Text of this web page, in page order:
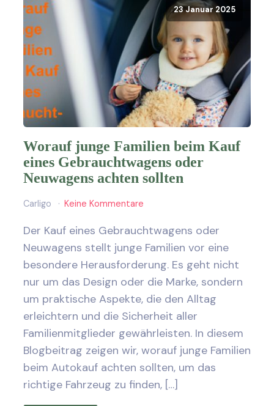
23 Januar 2025
Worauf junge Familien beim Kauf
eines Gebrauchtwagens oder
Neuwagens achten sollten
Carligo Keine Kommentare
Der Kauf eines Gebrauchtwagens oder
Neuwagens stellt junge Familien vor eine
besondere Herausforderung. Es geht nicht
nur um das Design oder die Marke, sondern
um praktische Aspekte, die den Alltag
erleichtern und die Sicherheit aller
Familienmitglieder gewährleisten. In diesem
Blogbeitrag zeigen wir, worauf junge Familien
beim Autokauf achten sollten, um das
richtige Fahrzeug zu finden, […]